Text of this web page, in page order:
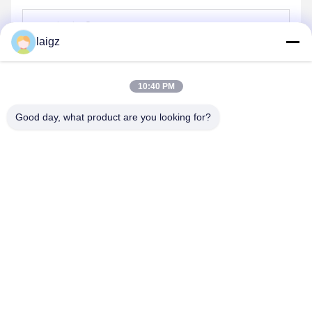
পাঠান
laigz
10:40 PM
Good day, what product are you looking for?